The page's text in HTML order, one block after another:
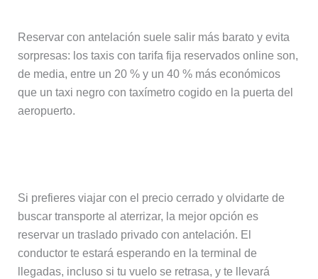
Reservar con antelación suele salir más barato y evita
sorpresas: los taxis con tarifa fija reservados online son,
de media, entre un 20 % y un 40 % más económicos
que un taxi negro con taxímetro cogido en la puerta del
aeropuerto.
Si prefieres viajar con el precio cerrado y olvidarte de
buscar transporte al aterrizar, la mejor opción es
reservar un traslado privado con antelación. El
conductor te estará esperando en la terminal de
llegadas, incluso si tu vuelo se retrasa, y te llevará